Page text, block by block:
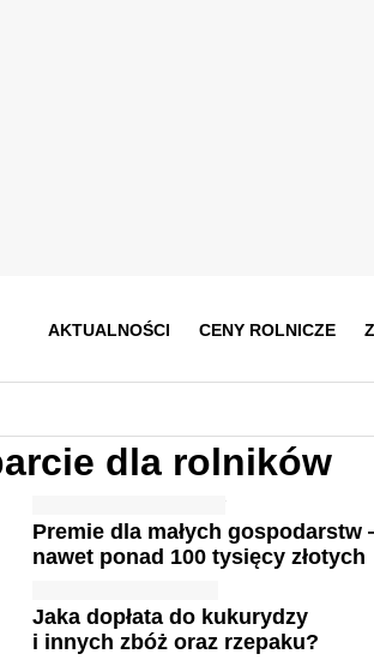
AKTUALNOŚCI CENY ROLNICZE
dla rolników
Premie dla małych
nawet ponad 100 tysięcy złotych
Jaka dopłata do kukurydzy
i innych zbóż oraz rzepaku?